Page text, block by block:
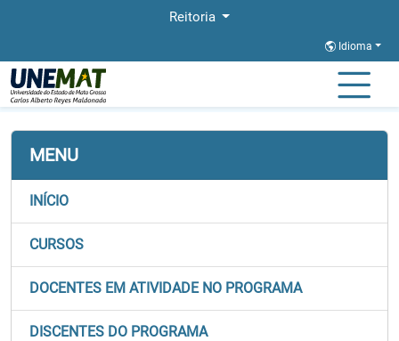
Reitoria
Idioma
Página Inicial
MENU
INÍCIO
CURSOS
DOCENTES EM ATIVIDADE NO PROGRAMA
DISCENTES DO PROGRAMA